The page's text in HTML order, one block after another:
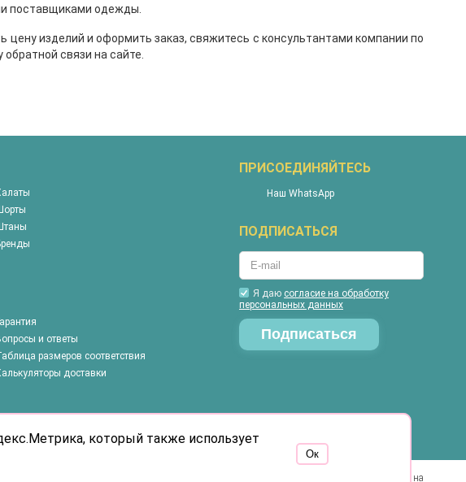
поставщиками одежды.
изделий и оформить заказ, свяжитесь с консультантами компании по
связи на сайте.
и ответы
размеров соответствия
доставки
ПРИСОЕДИНЯЙТЕСЬ
Наш WhatsApp
ПОДПИСАТЬСЯ
Я даю согласие на обработку
персональных данных
Работая с этим сайтом, вы даете свое согласие на
который также использует
Oк